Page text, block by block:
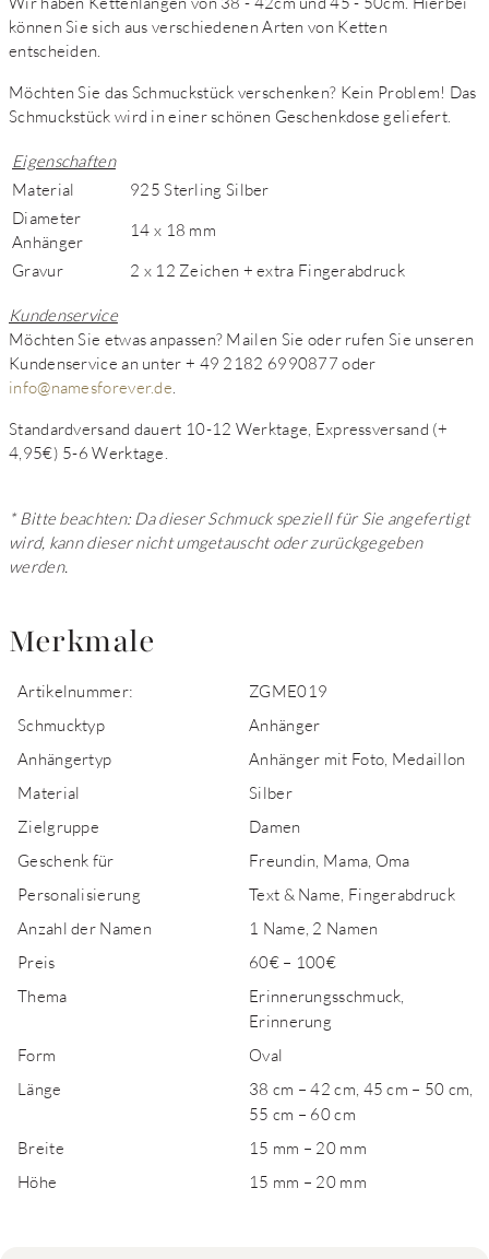
können Sie sich aus verschiedenen Arten von Ketten
entscheiden.
Möchten Sie das Schmuckstück verschenken? Kein Problem! Das
Schmuckstück wird in einer schönen Geschenkdose geliefert.
Eigenschaften
Material
925 Sterling Silber
Diameter
Anhänger
14 x 18 mm
Gravur 2 x 12 Zeichen + extra Fingerabdruck
Kundenservice
Möchten Sie etwas anpassen? Mailen Sie oder rufen Sie unseren
Kundenservice an unter + 49 2182 6990877 oder
info@namesforever.de
Standardversand dauert 10-12 Werktage, Expressversand (+
4,95€) 5-6 Werktage.
* Bitte beachten: Da dieser Schmuck speziell für Sie angefertigt
wird, kann dieser nicht umgetauscht oder zurückgegeben
werden.
Merkmale
Artikelnummer:
ZGME019
Schmucktyp
Anhänger
Anhängertyp
Anhänger mit Foto, Medaillon
Material
Silber
Zielgruppe
Damen
Geschenk für
Freundin, Mama, Oma
Personalisierung
Text & Name, Fingerabdruck
Anzahl der Namen
1 Name, 2 Namen
Preis
60€ – 100€
Thema
Erinnerungsschmuck,
Erinnerung
Form
Oval
Länge
38 cm – 42 cm, 45 cm – 50 cm,
55 cm – 60 cm
Breite
15 mm – 20 mm
Höhe
15 mm – 20 mm